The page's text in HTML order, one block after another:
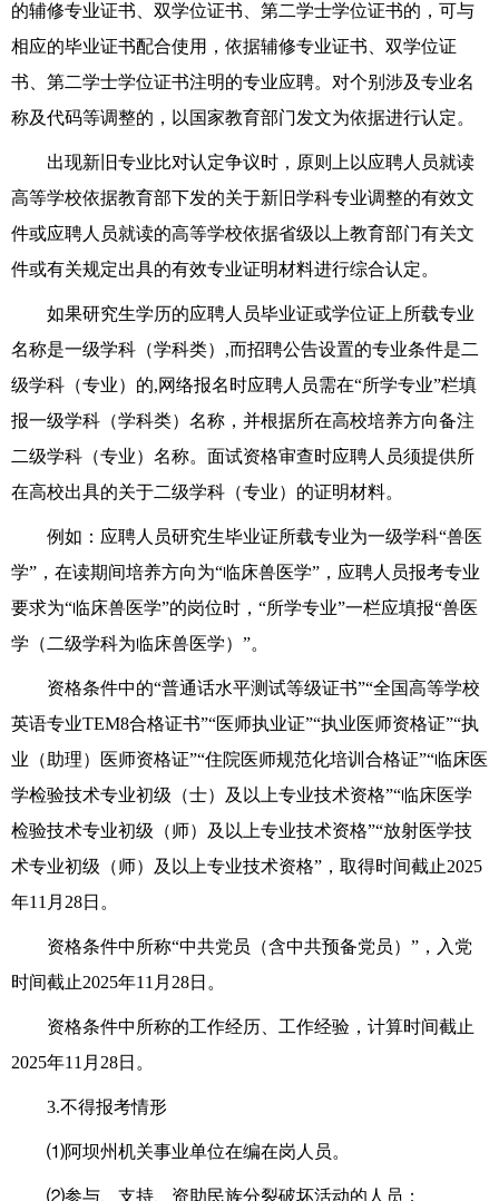
的辅修专业证书、双学位证书、第二学士学位证书的，可与
相应的毕业证书配合使用，依据辅修专业证书、双学位证
书、第二学士学位证书注明的专业应聘。对个别涉及专业名
称及代码等调整的，以国家教育部门发文为依据进行认定。
出现新旧专业比对认定争议时 ， 原则上以应聘人员就读
高等学校依据教育部下发的关于新旧学科专业调整的有效文
件或应聘人员就读的高等学校依据省级以上教育部门有关文
件或有关规定出具的有效专业证明材料进行综合认定。
如果研究生学历的应聘人员毕业证或学位证上所载专业
名称是一级学科（学科类）,而招聘公告设置的专业条件是二
级学科（专业）的,网络报名时应聘人员需在“所学专业”栏填
报一级学科（学科类）名称，并根据所在高校培养方向备注
二级学科（专业）名称。面试资格审查时应聘人员须提供所
在高校出具的关于二级学科（专业）的证明材料。
例如：应聘人员研究生毕业证所载专业为一级学科“兽医
学”，在读期间培养方向为“临床兽医学”，应聘人员报考专业
要求为“临床兽医学”的岗位时，“所学专业”一栏应填报“兽医
学（二级学科为临床兽医学）”。
资格条件中的“普通话水平测试等级证书”“全国高等学校
英语专业TEM8合格证书”“医师执业证”“执业医师资格证”“执
业（助理）医师资格证”“住院医师规范化培训合格证”“临床医
学检验技术专业初级（士）及以上专业技术资格”“临床医学
检验技术专业初级（师）及以上专业技术资格”“放射医学技
术专业初级（师）及以上专业技术资格”，取得时间截止2025
年11月28日。
资格条件中所称“中共党员（含中共预备党员）”， 入党
时间截止2025年1 1 月 28日 。
资格条件中所称的工作经历、工作经验 ， 计算时间截止
2025年1 1 月 28日 。
3.不得报考情形
⑴阿坝州机关事业单位在编在岗人员。
⑵参与、支持、资助民族分裂破坏活动的人员 ；